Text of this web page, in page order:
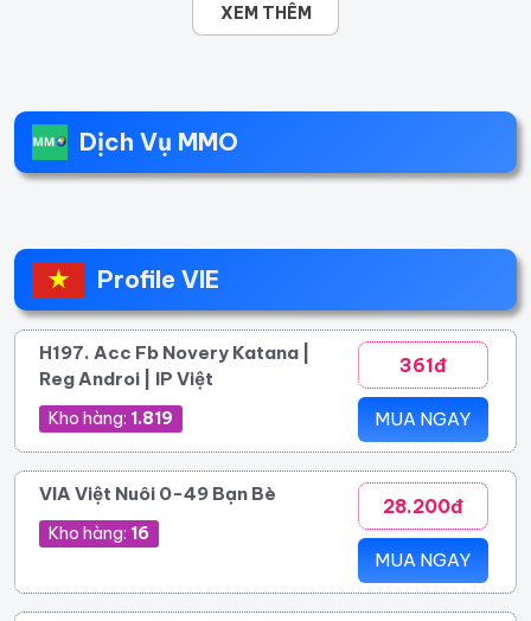
XEM THÊM
Dịch Vụ MMO
Profile VIE
H197. Acc Fb Novery Katana |
Reg Androi | IP Việt
Kho hàng: 1.819
361đ
MUA NGAY
VIA Việt Nuôi 0-49 Bạn Bè
Kho hàng: 16
28.200đ
MUA NGAY